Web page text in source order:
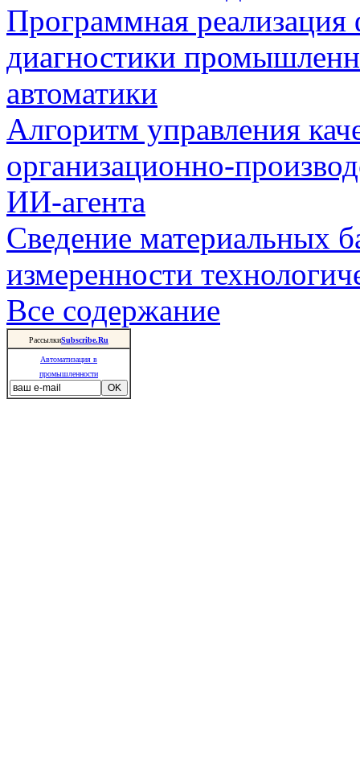
Программная
диагностики
автоматики
Алгоритм управления
организационно-
ИИ-агента
Сведение материальных
измеренности
Все содержание
РассылкиSubscribe.Ru
Автоматизация в
промышленности